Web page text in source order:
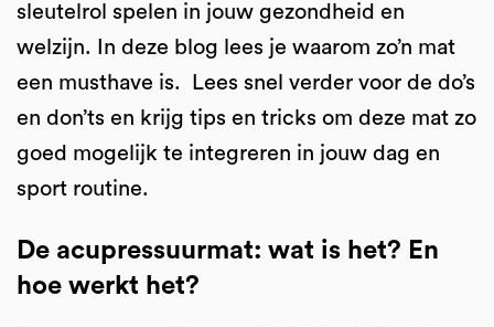
sleutelrol spelen in jouw gezondheid en
welzijn. In deze blog lees je waarom zo’n mat
een musthave is. Lees snel verder voor de do’s
en don’ts en krijg tips en tricks om deze mat zo
goed mogelijk te integreren in jouw dag en
sport routine.
De acupressuurmat: wat is het? En
hoe werkt het?